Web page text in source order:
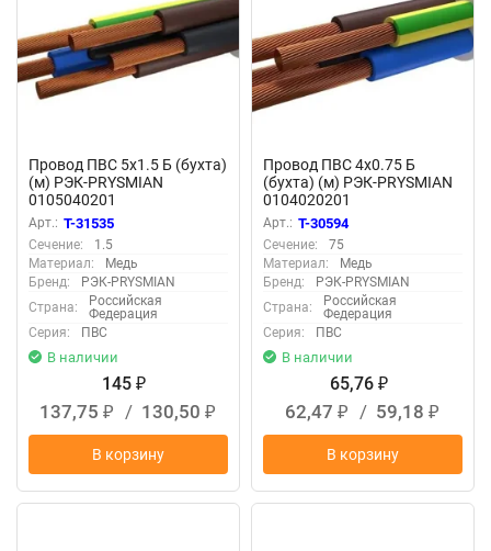
Провод ПВС 5х1.5 Б (бухта)
(м) РЭК-PRYSMIAN
0105040201
Арт.: T-31535
Сечение:
1.5
Материал:
Медь
Бренд:
РЭК-PRYSMIAN
Страна:
Российская
Федерация
Серия:
ПВС
В наличии
145 ₽
137,75 ₽ / 130,50 ₽
В корзину
Провод ПВС 4х0.75 Б
(бухта) (м) РЭК-PRYSMIAN
0104020201
Арт.: T-30594
Сечение:
75
Материал:
Медь
Бренд:
РЭК-PRYSMIAN
Страна:
Российская
Федерация
Серия:
ПВС
В наличии
65,76 ₽
62,47 ₽ / 59,18 ₽
В корзину